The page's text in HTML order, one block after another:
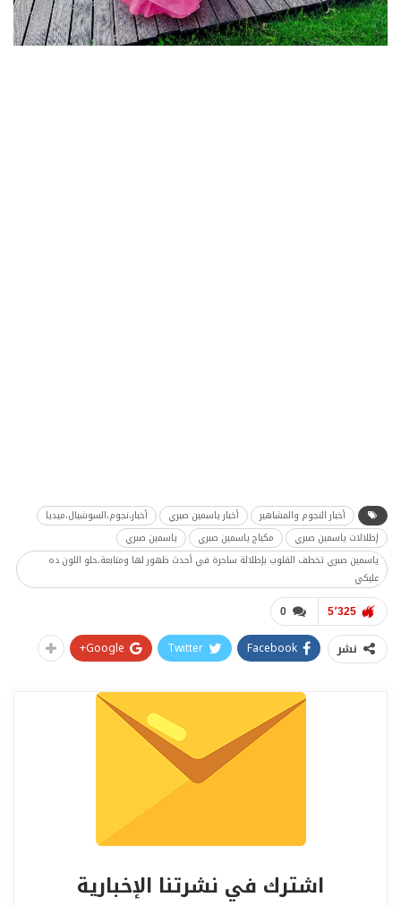
أخبار النجوم والمشاهير أخبار ياسمين صبري
أخبار،نجوم،السوشيال،ميديا
إطلالات ياسمين صبري
مكياج ياسمين صبري
ياسمين صبري
ياسمين صبري تخطف القلوب بإطلالة ساحرة في أحدث ظهور لها ومتابعة،حلو اللون ده
عليكي
0 5٬325
نشر Facebook
Twitter
Google+
اشترك في نشرتنا الإخبارية